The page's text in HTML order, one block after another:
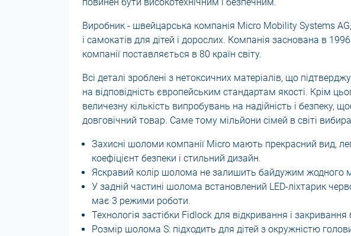
Виробник - швейцарська компанія Micro Mobility Systems AG,
і самокатів для дітей і дорослих. Компанія заснована в
компанії поставляється в 80 країн світу.
Всі деталі зроблені з нетоксичних матеріалів, що
на відповідність європейським стандартам якості. Крім
величезну кількість випробувань на надійність і безпеку,
довговічний товар. Саме тому мільйони сімей в світі
Захисні шоломи компанії Micro мають прекрасний вид,
коефіцієнт безпеки і стильний дизайн.
Яскравий колір шолома не залишить байдужим жодного
У задній частині шолома встановлений LED-ліхтарик
має 3 режими роботи.
Технологія застібки Fidlock для відкривання і
Розмір шолома S: підходить для дітей з окружністю